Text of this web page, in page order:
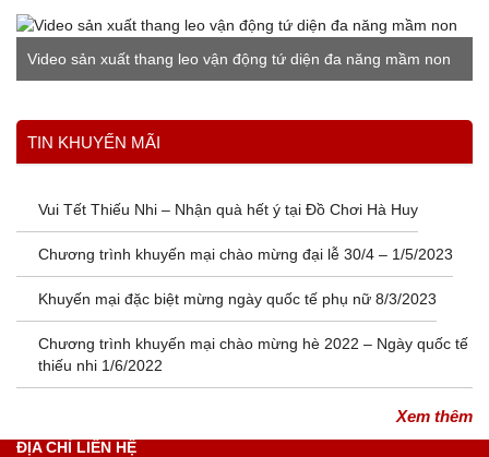
Video sản xuất thang leo vận động tứ diện đa năng mầm non
Xem thêm
TIN KHUYẾN MÃI
Vui Tết Thiếu Nhi – Nhận quà hết ý tại Đồ Chơi Hà Huy
Chương trình khuyến mại chào mừng đại lễ 30/4 – 1/5/2023
Khuyến mại đặc biệt mừng ngày quốc tế phụ nữ 8/3/2023
Chương trình khuyến mại chào mừng hè 2022 – Ngày quốc tế
thiếu nhi 1/6/2022
Xem thêm
ĐỊA CHỈ LIÊN HỆ